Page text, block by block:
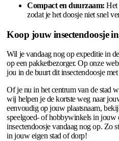
Compact en duurzaam: Het
zodat je het doosje niet snel
Koop jouw insectendoosje
Wil je vandaag nog op expeditie in
op een pakketbezorger. Op onze
jou in de buurt dit insectendoosje
Of je nu in het centrum van de stad
wij helpen je de kortste weg naar
eenvoudig op jouw plaatsnaam,
speelgoed- of hobbywinkels in jouw
insectendoosje vandaag nog op. Zo
in jouw eigen stad of dorp!